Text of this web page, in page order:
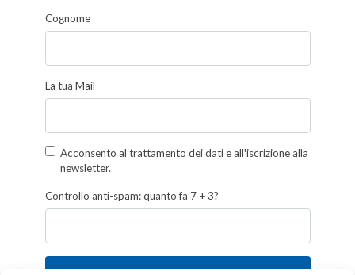
Cognome
La tua Mail
Acconsento al trattamento dei dati e all'iscrizione alla
newsletter.
Controllo anti-spam: quanto fa 7 + 3?